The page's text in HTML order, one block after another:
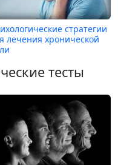
стратегии
лечения хронической
тесты